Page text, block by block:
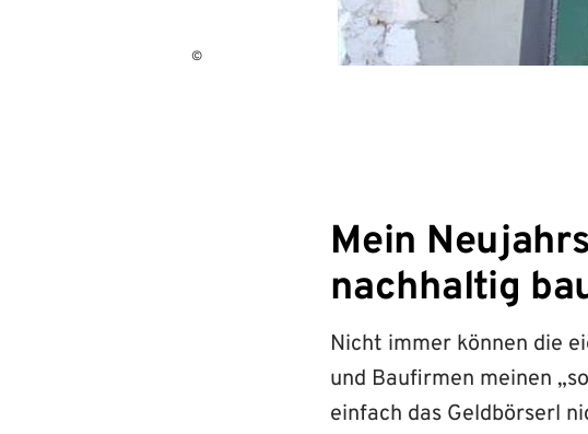
©
Mein
nachhaltig
Nicht immer können die
und Baufirmen meinen
einfach das Geldbörserl